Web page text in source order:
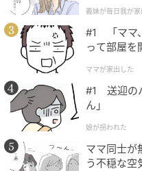
ウーマンエキサイト
が】
義妹が毎日我が
#1 「ママ
って部屋を
ママが家出した
#1 送迎の
ん」
娘が拐われた
ママ同士が
う不穏な空